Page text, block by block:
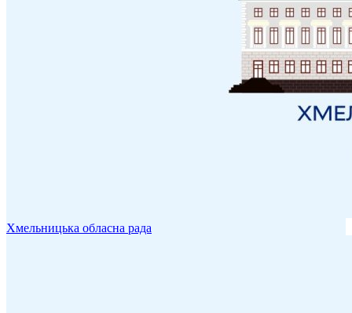
Хмельницька обласна рада